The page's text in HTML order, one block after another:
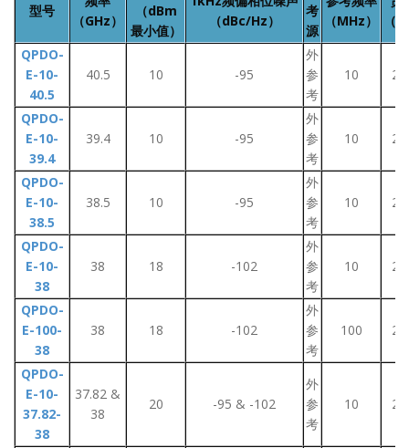
型号
（GHz）
（dBm
最小值）
（dBc/Hz）
考
源
（MHz）
（
QPDO-
E-10-
40.5
40.5 10 -95
外
参
考
10
QPDO-
E-10-
39.4
39.4 10 -95
外
参
考
10
QPDO-
E-10-
38.5
38.5 10 -95
外
参
考
10
QPDO-
E-10-
38
38 18 -102
外
参
考
10
QPDO-
E-100-
38
38 18 -102
外
参
考
100
QPDO-
E-10-
37.82-
38
37.82 &
38
20 -95 & -102
外
参
考
10